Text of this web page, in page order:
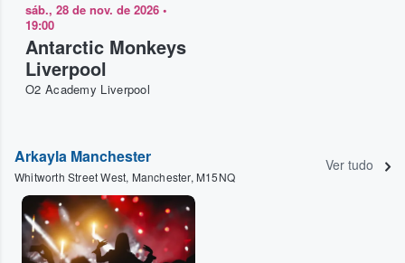
sáb., 28 de nov. de 2026 •
19:00
Antarctic Monkeys
Liverpool
O2 Academy Liverpool
Arkayla Manchester
Whitworth Street West, Manchester, M15NQ
Ver tudo